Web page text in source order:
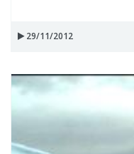
29/11/2012